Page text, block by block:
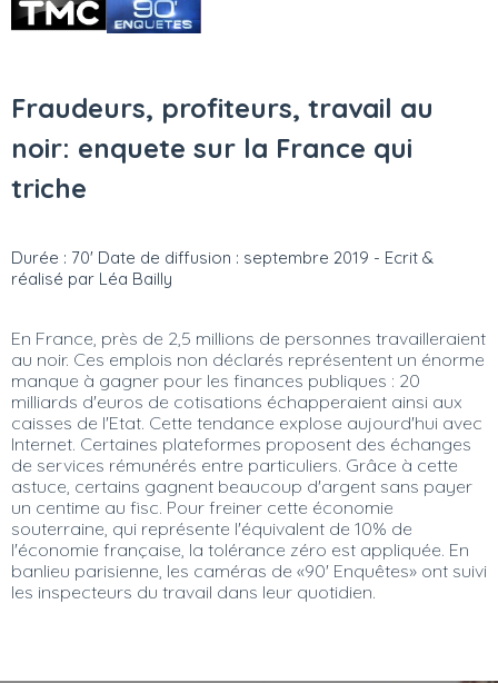
Fraudeurs, profiteurs, travail au
noir: enquete sur la France qui
triche
Durée : 70' Date de diffusion : septembre 2019 - Ecrit &
réalisé par Léa Bailly
En France, près de 2,5 millions de personnes travailleraient
au noir. Ces emplois non déclarés représentent un énorme
manque à gagner pour les finances publiques : 20
milliards d'euros de cotisations échapperaient ainsi aux
caisses de l'Etat. Cette tendance explose aujourd'hui avec
Internet. Certaines plateformes proposent des échanges
de services rémunérés entre particuliers. Grâce à cette
astuce, certains gagnent beaucoup d'argent sans payer
un centime au fisc. Pour freiner cette économie
souterraine, qui représente l'équivalent de 10% de
l'économie française, la tolérance zéro est appliquée. En
banlieu parisienne, les caméras de «90' Enquêtes» ont suivi
les inspecteurs du travail dans leur quotidien.